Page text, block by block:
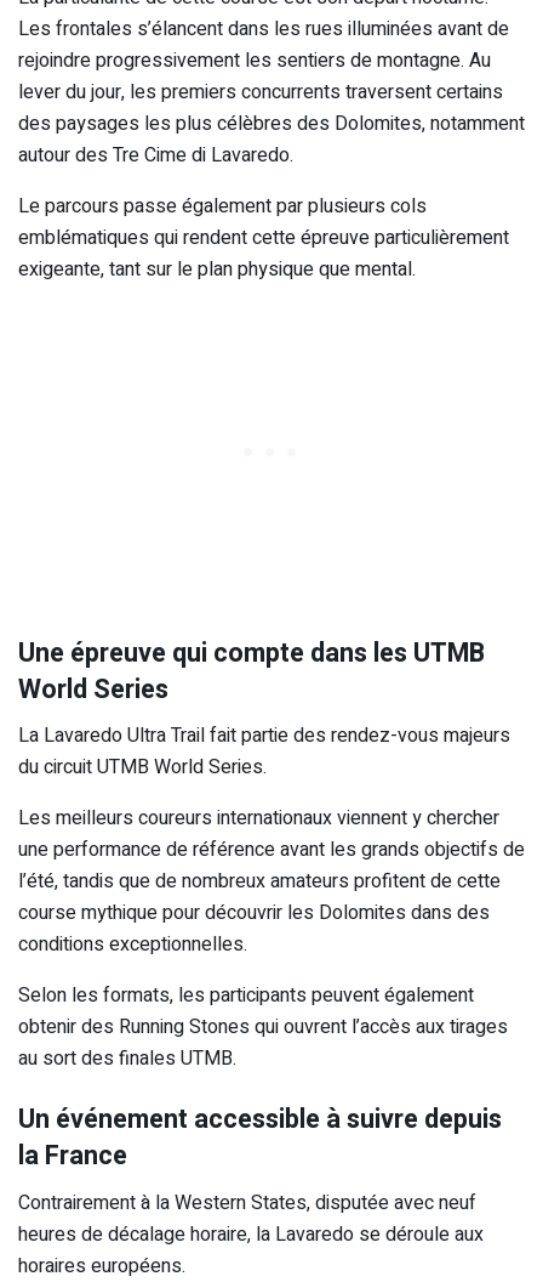
Les frontales s’élancent dans les rues illuminées avant de
rejoindre progressivement les sentiers de montagne. Au
lever du jour, les premiers concurrents traversent certains
des paysages les plus célèbres des Dolomites, notamment
autour des Tre Cime di Lavaredo.
Le parcours passe également par plusieurs cols
emblématiques qui rendent cette épreuve particulièrement
exigeante, tant sur le plan physique que mental.
Une épreuve qui compte dans les UTMB
World Series
La Lavaredo Ultra Trail fait partie des rendez-vous majeurs
du circuit UTMB World Series.
Les meilleurs coureurs internationaux viennent y chercher
une performance de référence avant les grands objectifs de
l’été, tandis que de nombreux amateurs profitent de cette
course mythique pour découvrir les Dolomites dans des
conditions exceptionnelles.
Selon les formats, les participants peuvent également
obtenir des Running Stones qui ouvrent l’accès aux tirages
au sort des finales UTMB.
Un événement accessible à suivre depuis
la France
Contrairement à la Western States, disputée avec neuf
heures de décalage horaire, la Lavaredo se déroule aux
horaires européens.